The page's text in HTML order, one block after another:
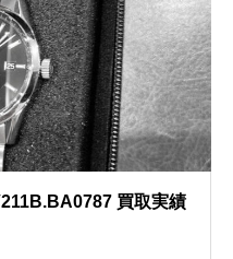
買取実績